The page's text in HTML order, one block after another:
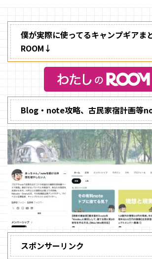
僕が実際に使ってるキャンプギア
ROOM↓
Blog・note攻略、古民家宿計画等
スポンサーリンク